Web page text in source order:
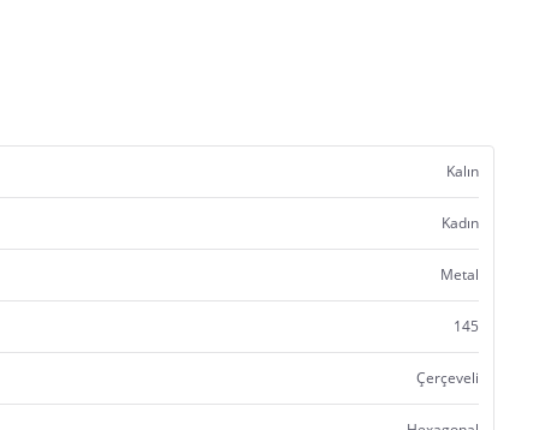
Kalın
Kadın
Metal
145
Çerçeveli